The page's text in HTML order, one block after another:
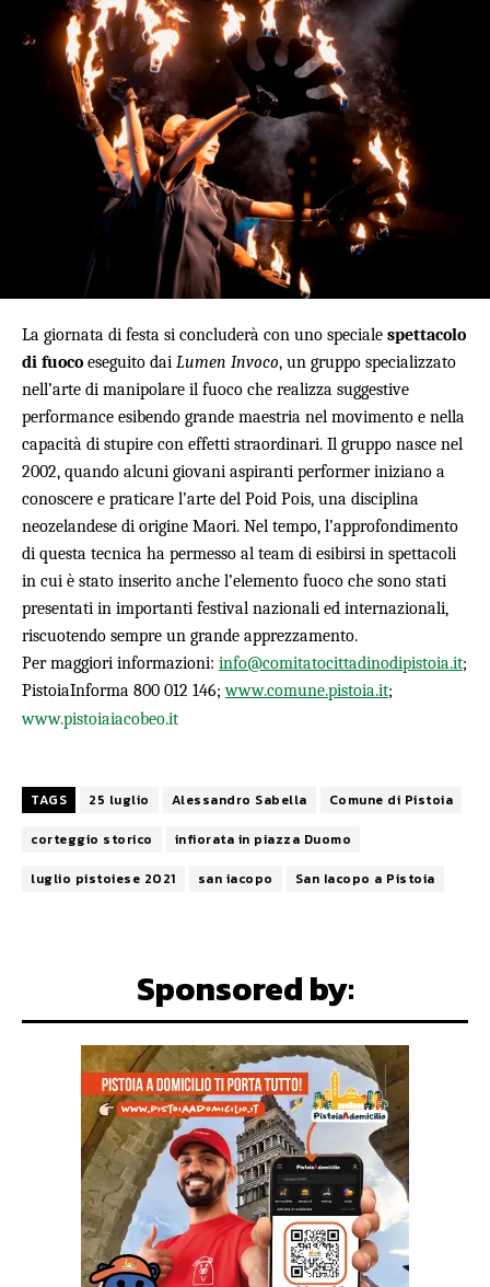
La giornata di festa si concluderà con uno speciale spettacolo
di fuoco eseguito dai Lumen Invoco, un gruppo specializzato
nell’arte di manipolare il fuoco che realizza suggestive
performance esibendo grande maestria nel movimento e nella
capacità di stupire con effetti straordinari. Il gruppo nasce nel
2002, quando alcuni giovani aspiranti performer iniziano a
conoscere e praticare l’arte del Poid Pois, una disciplina
neozelandese di origine Maori. Nel tempo, l’approfondimento
di questa tecnica ha permesso al team di esibirsi in spettacoli
in cui è stato inserito anche l’elemento fuoco che sono stati
presentati in importanti festival nazionali ed internazionali,
riscuotendo sempre un grande apprezzamento.
Per maggiori informazioni: info@comitatocittadinodipistoia.it;
PistoiaInforma 800 012 146;www.comune.pistoia.it;
www.pistoiaiacobeo.it
TAGS 25 luglio Alessandro Sabella
Comune di Pistoia
corteggio storico
infiorata in piazza Duomo
luglio pistoiese 2021
san iacopo San Iacopo a Pistoia
Sponsored by: